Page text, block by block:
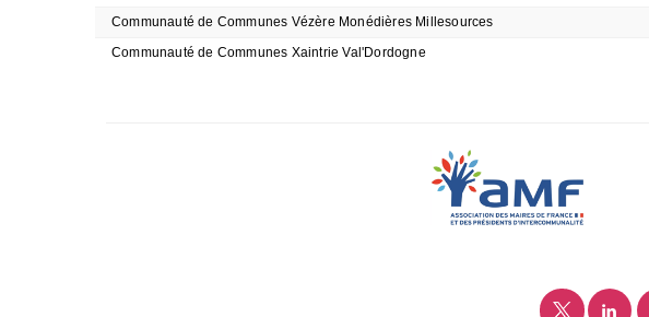
Communauté de Communes Vézère Monédières Millesources
Communauté de Communes Xaintrie Val'Dordogne